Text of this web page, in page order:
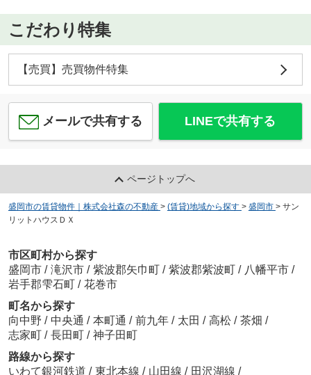
こだわり特集
【売買】売買物件特集
メールで共有する LINEで共有する
ページトップへ
盛岡市の賃貸物件｜株式会社森の不動産 > (賃貸)地域から探す > 盛岡市 > サン
リットハウスＤＸ
市区町村から探す
盛岡市 / 滝沢市 / 紫波郡矢巾町 / 紫波郡紫波町 / 八幡平市 /
岩手郡雫石町
/ 花巻市
町名から探す
向中野 / 中央通 / 本町通 / 前九年 / 太田 / 高松 / 茶畑 /
志家町 / 長田町 / 神子田町
路線から探す
いわて銀河鉄道 / 東北本線 / 山田線 / 田沢湖線 /